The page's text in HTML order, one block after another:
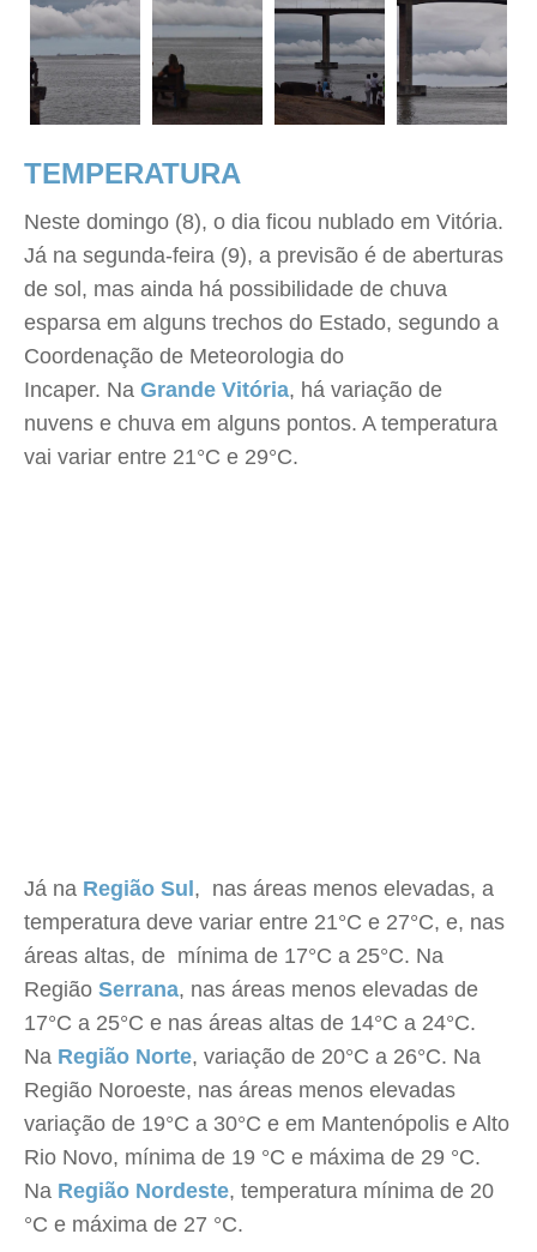
TEMPERATURA
Neste domingo (8), o dia ficou nublado em Vitória.
Já na segunda-feira (9), a previsão é de aberturas
de sol, mas ainda há possibilidade de chuva
esparsa em alguns trechos do Estado, segundo a
Coordenação de Meteorologia do
Incaper. Na Grande Vitória, há variação de
nuvens e chuva em alguns pontos. A temperatura
vai variar entre 21°C e 29°C.
Já na Região Sul , nas áreas menos elevadas, a
temperatura deve variar entre 21°C e 27°C, e, nas
áreas altas, de mínima de 17°C a 25°C. Na
Região Serrana, nas áreas menos elevadas de
17°C a 25°C e nas áreas altas de 14°C a 24°C.
Na Região Norte, variação de 20°C a 26°C. Na
Região Noroeste, nas áreas menos elevadas
variação de 19°C a 30°C e em Mantenópolis e Alto
Rio Novo, mínima de 19 °C e máxima de 29 °C.
Na Região Nordeste, temperatura mínima de 20
°C e máxima de 27 °C.